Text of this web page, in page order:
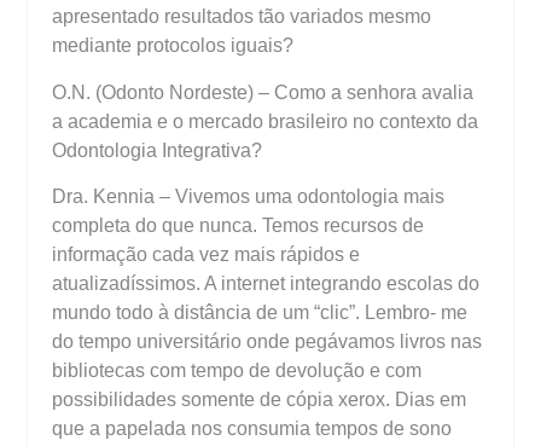
apresentado resultados tão variados mesmo
mediante protocolos iguais?
O.N. (Odonto Nordeste) – Como a senhora avalia
a academia e o mercado brasileiro no contexto da
Odontologia Integrativa?
Dra. Kennia – Vivemos uma odontologia mais
completa do que nunca. Temos recursos de
informação cada vez mais rápidos e
atualizadíssimos. A internet integrando escolas do
mundo todo à distância de um “clic”. Lembro- me
do tempo universitário onde pegávamos livros nas
bibliotecas com tempo de devolução e com
possibilidades somente de cópia xerox. Dias em
que a papelada nos consumia tempos de sono